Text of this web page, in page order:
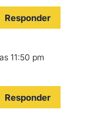
Responder
11:50 pm
Responder